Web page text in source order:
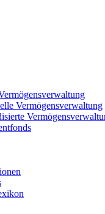
Vermögensverwaltung